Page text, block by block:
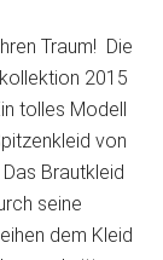
Traum! Die
2015
tolles Modell
von
Brautkleid
seine
dem Kleid